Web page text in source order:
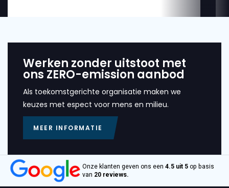
Werken zonder uitstoot met
ons ZERO-emission aanbod
Als toekomstgerichte organisatie maken we
keuzes met espect voor mens en milieu.
MEER INFORMATIE
Onze klanten geven ons een 4.5 uit 5 op basis
van 20 reviews.